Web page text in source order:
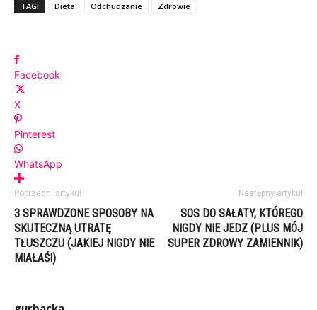
TAGI Dieta Odchudzanie Zdrowie
Facebook
X
Pinterest
WhatsApp
Poprzedni artykuł
3 SPRAWDZONE SPOSOBY NA
SKUTECZNĄ UTRATĘ
TŁUSZCZU (JAKIEJ NIGDY NIE
MIAŁAŚ!)
Następny artykuł
SOS DO SAŁATY, KTÓREGO
NIGDY NIE JEDZ (PLUS MÓJ
SUPER ZDROWY ZAMIENNIK)